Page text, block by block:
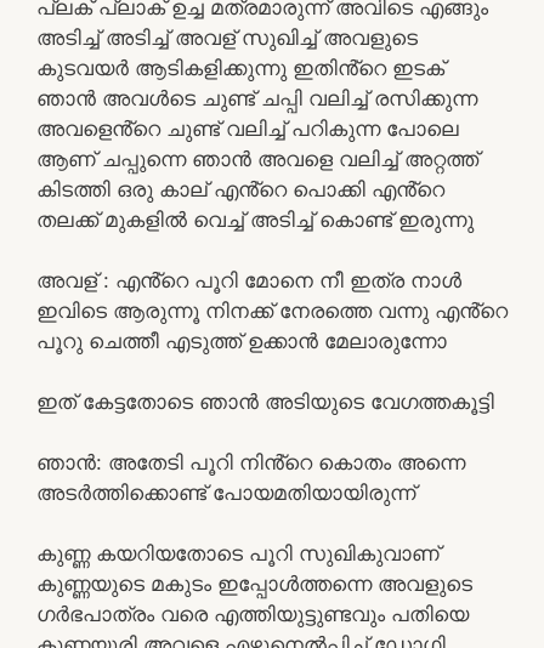
പ്ലക് പ്ലാക് ഉച്ച മത്രമാരുന്ന് അവിടെ എങ്ങും
അടിച്ച് അടിച്ച് അവള് സുഖിച്ച് അവളുടെ
കുടവയർ ആടികളിക്കുന്നു ഇതിൻ്റെ ഇടക്
ഞാൻ അവൾടെ ചുണ്ട് ചപ്പി വലിച്ച് രസിക്കുന്ന
അവളെൻ്റെ ചുണ്ട് വലിച്ച് പറികുന്ന പോലെ
ആണ് ചപ്പുന്നെ ഞാൻ അവളെ വലിച്ച് അറ്റത്ത്
കിടത്തി ഒരു കാല് എൻ്റെ പൊക്കി എൻ്റെ
തലക്ക് മുകളിൽ വെച്ച് അടിച്ച് കൊണ്ട് ഇരുന്നു
അവള് : എൻ്റെ പൂറി മോനെ നീ ഇത്ര നാൾ
ഇവിടെ ആരുന്നൂ നിനക്ക് നേരത്തെ വന്നു എൻ്റെ
പൂറു ചെത്തീ എടുത്ത് ഉക്കാൻ മേലാരുന്നോ
ഇത് കേട്ടതോടെ ഞാൻ അടിയുടെ വേഗത്തകൂട്ടി
ഞാൻ: അതേടി പൂറി നിൻ്റെ കൊതം അന്നെ
അടർത്തിക്കൊണ്ട് പോയമതിയായിരുന്ന്
കുണ്ണ കയറിയതോടെ പൂറി സുഖികുവാണ്
കുണ്ണയുടെ മകുടം ഇപ്പോൾത്തന്നെ അവളുടെ
ഗർഭപാത്രം വരെ എത്തിയുട്ടുണ്ടവും പതിയെ